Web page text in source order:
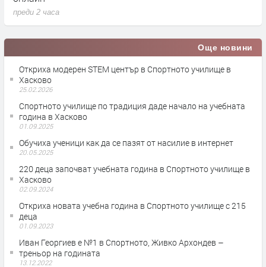
Още новини
Откриха модерен STEM център в Спортното училище в
Хасково
25.02.2026
Спортното училище по традиция даде начало на учебната
година в Хасково
01.09.2025
Обучиха ученици как да се пазят от насилие в интернет
20.05.2025
220 деца започват учебната година в Спортното училище в
Хасково
02.09.2024
Откриха новата учебна година в Спортното училище с 215
деца
01.09.2023
Иван Георгиев е №1 в Спортното, Живко Архондев –
треньор на годината
13.12.2022